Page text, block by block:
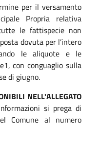
per il versamento
Propria relativa
le fattispecie non
dovuta per l’intero
le aliquote e le
con conguaglio sulla
di giugno.
NELL'ALLEGATO
si prega di
Comune al numero